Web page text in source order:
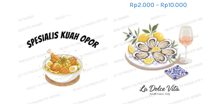
Rp2.000 – Rp10.000